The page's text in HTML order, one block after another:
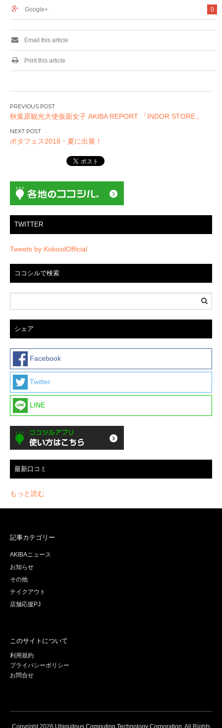
0
Google+
Email this article
Print this article
投
稿
ナ
ビ
シ
ョ
秋葉原観光大使仮面女子 AKIBA REPORT 「INDOR STORE」
ポタフェス2018・夏に出展！
TWITTER
Tweets by KokosilOfficial
ココシルで検索
シェア
Facebook
Twitter
LINE
最新口コミ
もっと読む
記事カテゴリー
AKIBAニュース
お知らせ
その他
テイクアウト
店舗応援PJ
このサイトについて
利用規約
プライバシーポリシー
お問合せ